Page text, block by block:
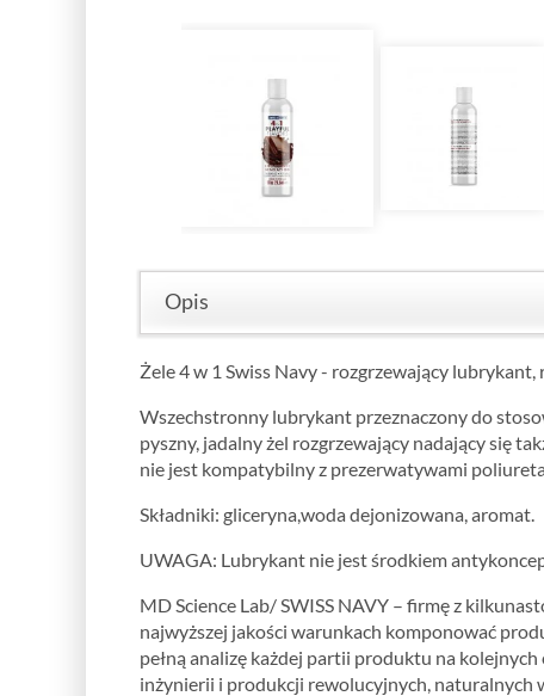
Opis
Żele 4 w 1 Swiss Navy - rozgrzewający lubrykant,
Wszechstronny lubrykant przeznaczony do
pyszny, jadalny żel rozgrzewający nadający się
nie jest kompatybilny z prezerwatywami
Składniki: gliceryna,woda dejonizowana, aromat.
UWAGA: Lubrykant nie jest środkiem
MD Science Lab/ SWISS NAVY – firmę z
najwyższej jakości warunkach komponować
pełną analizę każdej partii produktu na
inżynierii i produkcji rewolucyjnych, naturalnych